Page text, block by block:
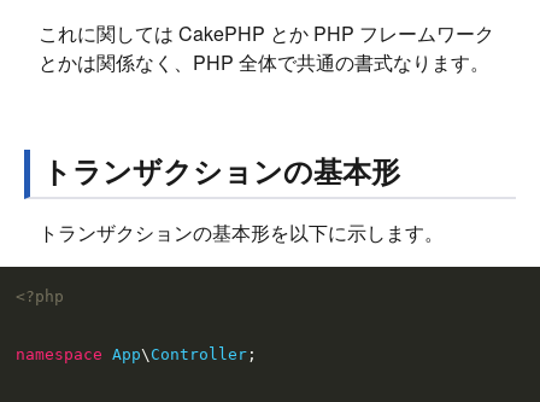
これに関しては CakePHP とか PHP フレームワーク
とかは関係なく、PHP 全体で共通の書式なります。
トランザクションの基本形
トランザクションの基本形を以下に示します。
<?php
namespace App\ Controller ;